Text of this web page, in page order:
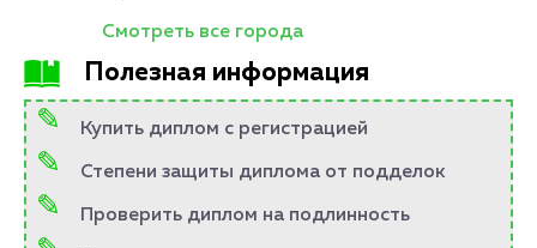
Смотреть все города
Полезная информация
Купить диплом с регистрацией
Степени защиты диплома от подделок
Проверить диплом на подлинность